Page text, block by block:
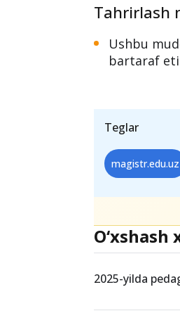
Tahrirlash
Ushbu
bartaraf
Teglar
magistr.edu.uz
2025-yilda